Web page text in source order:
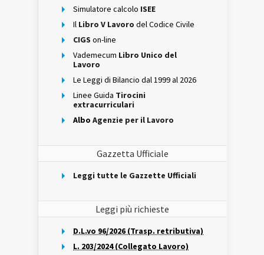
Simulatore calcolo ISEE
Il Libro V Lavoro del Codice Civile
CIGS on-line
Vademecum Libro Unico del
Lavoro
Le Leggi di Bilancio dal 1999 al 2026
Linee Guida Tirocini
extracurriculari
Albo Agenzie per il Lavoro
Gazzetta Ufficiale
Leggi tutte le Gazzette Ufficiali
Leggi più richieste
D.L.vo 96/2026 (Trasp. retributiva)
L. 203/2024 (Collegato Lavoro)